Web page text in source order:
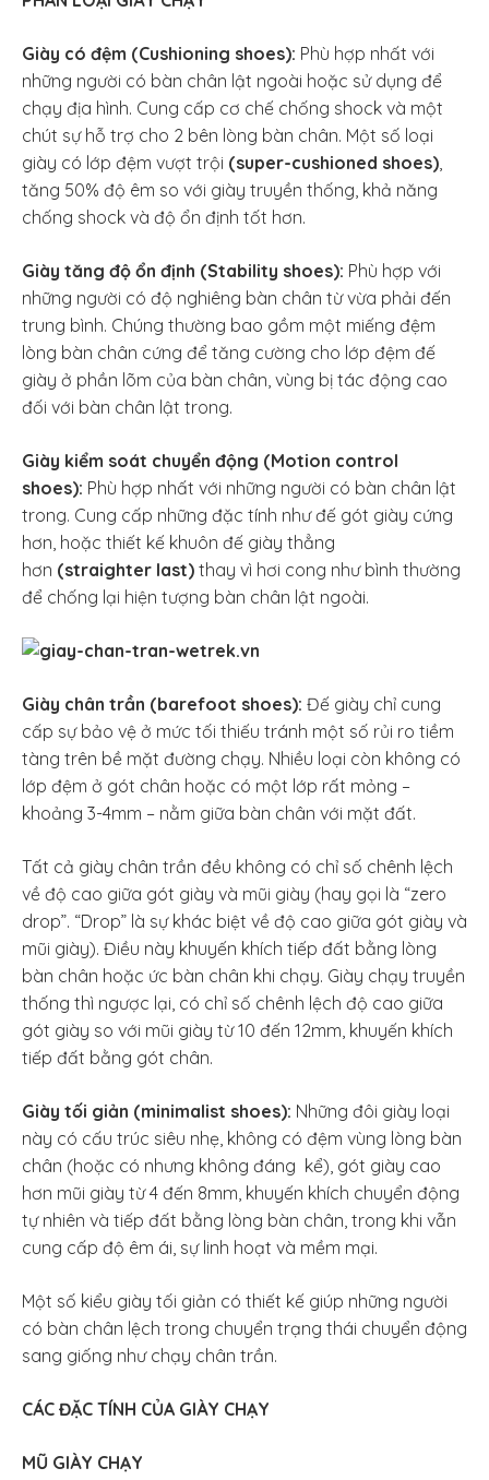
Giày có đệm (Cushioning shoes): Phù hợp nhất với
những người có bàn chân lật ngoài hoặc sử dụng để
chạy địa hình. Cung cấp cơ chế chống shock và một
chút sự hỗ trợ cho 2 bên lòng bàn chân. Một số loại
giày có lớp đệm vượt trội (super-cushioned shoes)
tăng 50% độ êm so với giày truyền thống, khả năng
chống shock và độ ổn định tốt hơn.
Giày tăng độ ổn định (Stability shoes): Phù hợp với
những người có độ nghiêng bàn chân từ vừa phải đến
trung bình. Chúng thường bao gồm một miếng đệm
lòng bàn chân cứng để tăng cường cho lớp đệm đế
giày ở phần lõm của bàn chân, vùng bị tác động cao
đối với bàn chân lật trong.
Giày kiểm soát chuyển động (Motion control
shoes): Phù hợp nhất với những người có bàn chân lật
trong. Cung cấp những đặc tính như đế gót giày cứng
hơn, hoặc thiết kế khuôn đế giày thẳng
hơn (straighter last) thay vì hơi cong như bình thường
để chống lại hiện tượng bàn chân lật ngoài.
Giày chân trần (barefoot shoes): Đế giày chỉ cung
cấp sự bảo vệ ở mức tối thiếu tránh một số rủi ro tiềm
tàng trên bề mặt đường chạy. Nhiều loại còn không có
lớp đệm ở gót chân hoặc có một lớp rất mỏng –
khoảng 3-4mm – nằm giữa bàn chân với mặt đất.
Tất cả giày chân trần đều không có chỉ số chênh lệch
về độ cao giữa gót giày và mũi giày (hay gọi là “zero
drop”. “Drop” là sự khác biệt về độ cao giữa gót giày và
mũi giày). Điều này khuyến khích tiếp đất bằng lòng
bàn chân hoặc ức bàn chân khi chạy. Giày chạy truyền
thống thì ngược lại, có chỉ số chênh lệch độ cao giữa
gót giày so với mũi giày từ 10 đến 12mm, khuyến khích
tiếp đất bằng gót chân.
Giày tối giản (minimalist shoes): Những đôi giày loại
này có cấu trúc siêu nhẹ, không có đệm vùng lòng bàn
chân (hoặc có nhưng không đáng kể), gót giày cao
hơn mũi giày từ 4 đến 8mm, khuyến khích chuyển động
tự nhiên và tiếp đất bằng lòng bàn chân, trong khi vẫn
cung cấp độ êm ái, sự linh hoạt và mềm mại.
Một số kiểu giày tối giản có thiết kế giúp những người
có bàn chân lệch trong chuyển trạng thái chuyển động
sang giống như chạy chân trần.
CÁC ĐẶC TÍNH CỦA GIÀY CHẠY
MŨ GIÀY CHẠY